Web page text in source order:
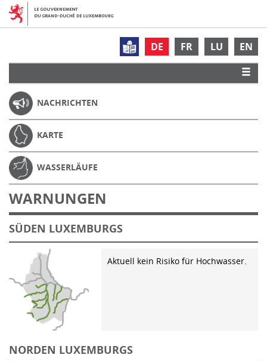
DE FR LU EN
NACHRICHTEN
KARTE
WASSERLÄUFE
WARNUNGEN
SÜDEN LUXEMBURGS
Aktuell kein Risiko für Hochwasser.
NORDEN LUXEMBURGS